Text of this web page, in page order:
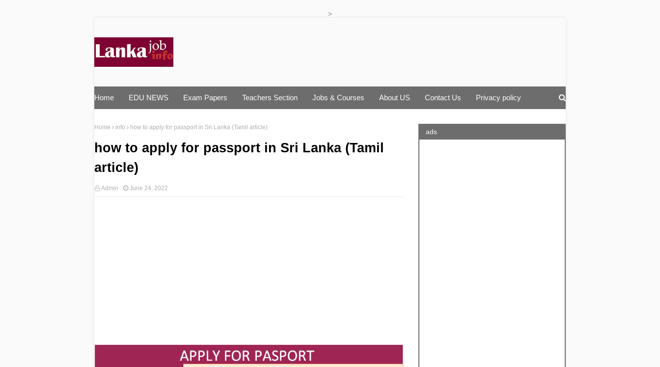
>
Home EDU NEWS Exam Papers Teachers Section Jobs & Courses About US Contact Us Privacy policy
Home info how to apply for passport in Sri Lanka (Tamil article)
how to apply for passport in Sri Lanka (Tamil
article)
Admin June 24, 2022
ads